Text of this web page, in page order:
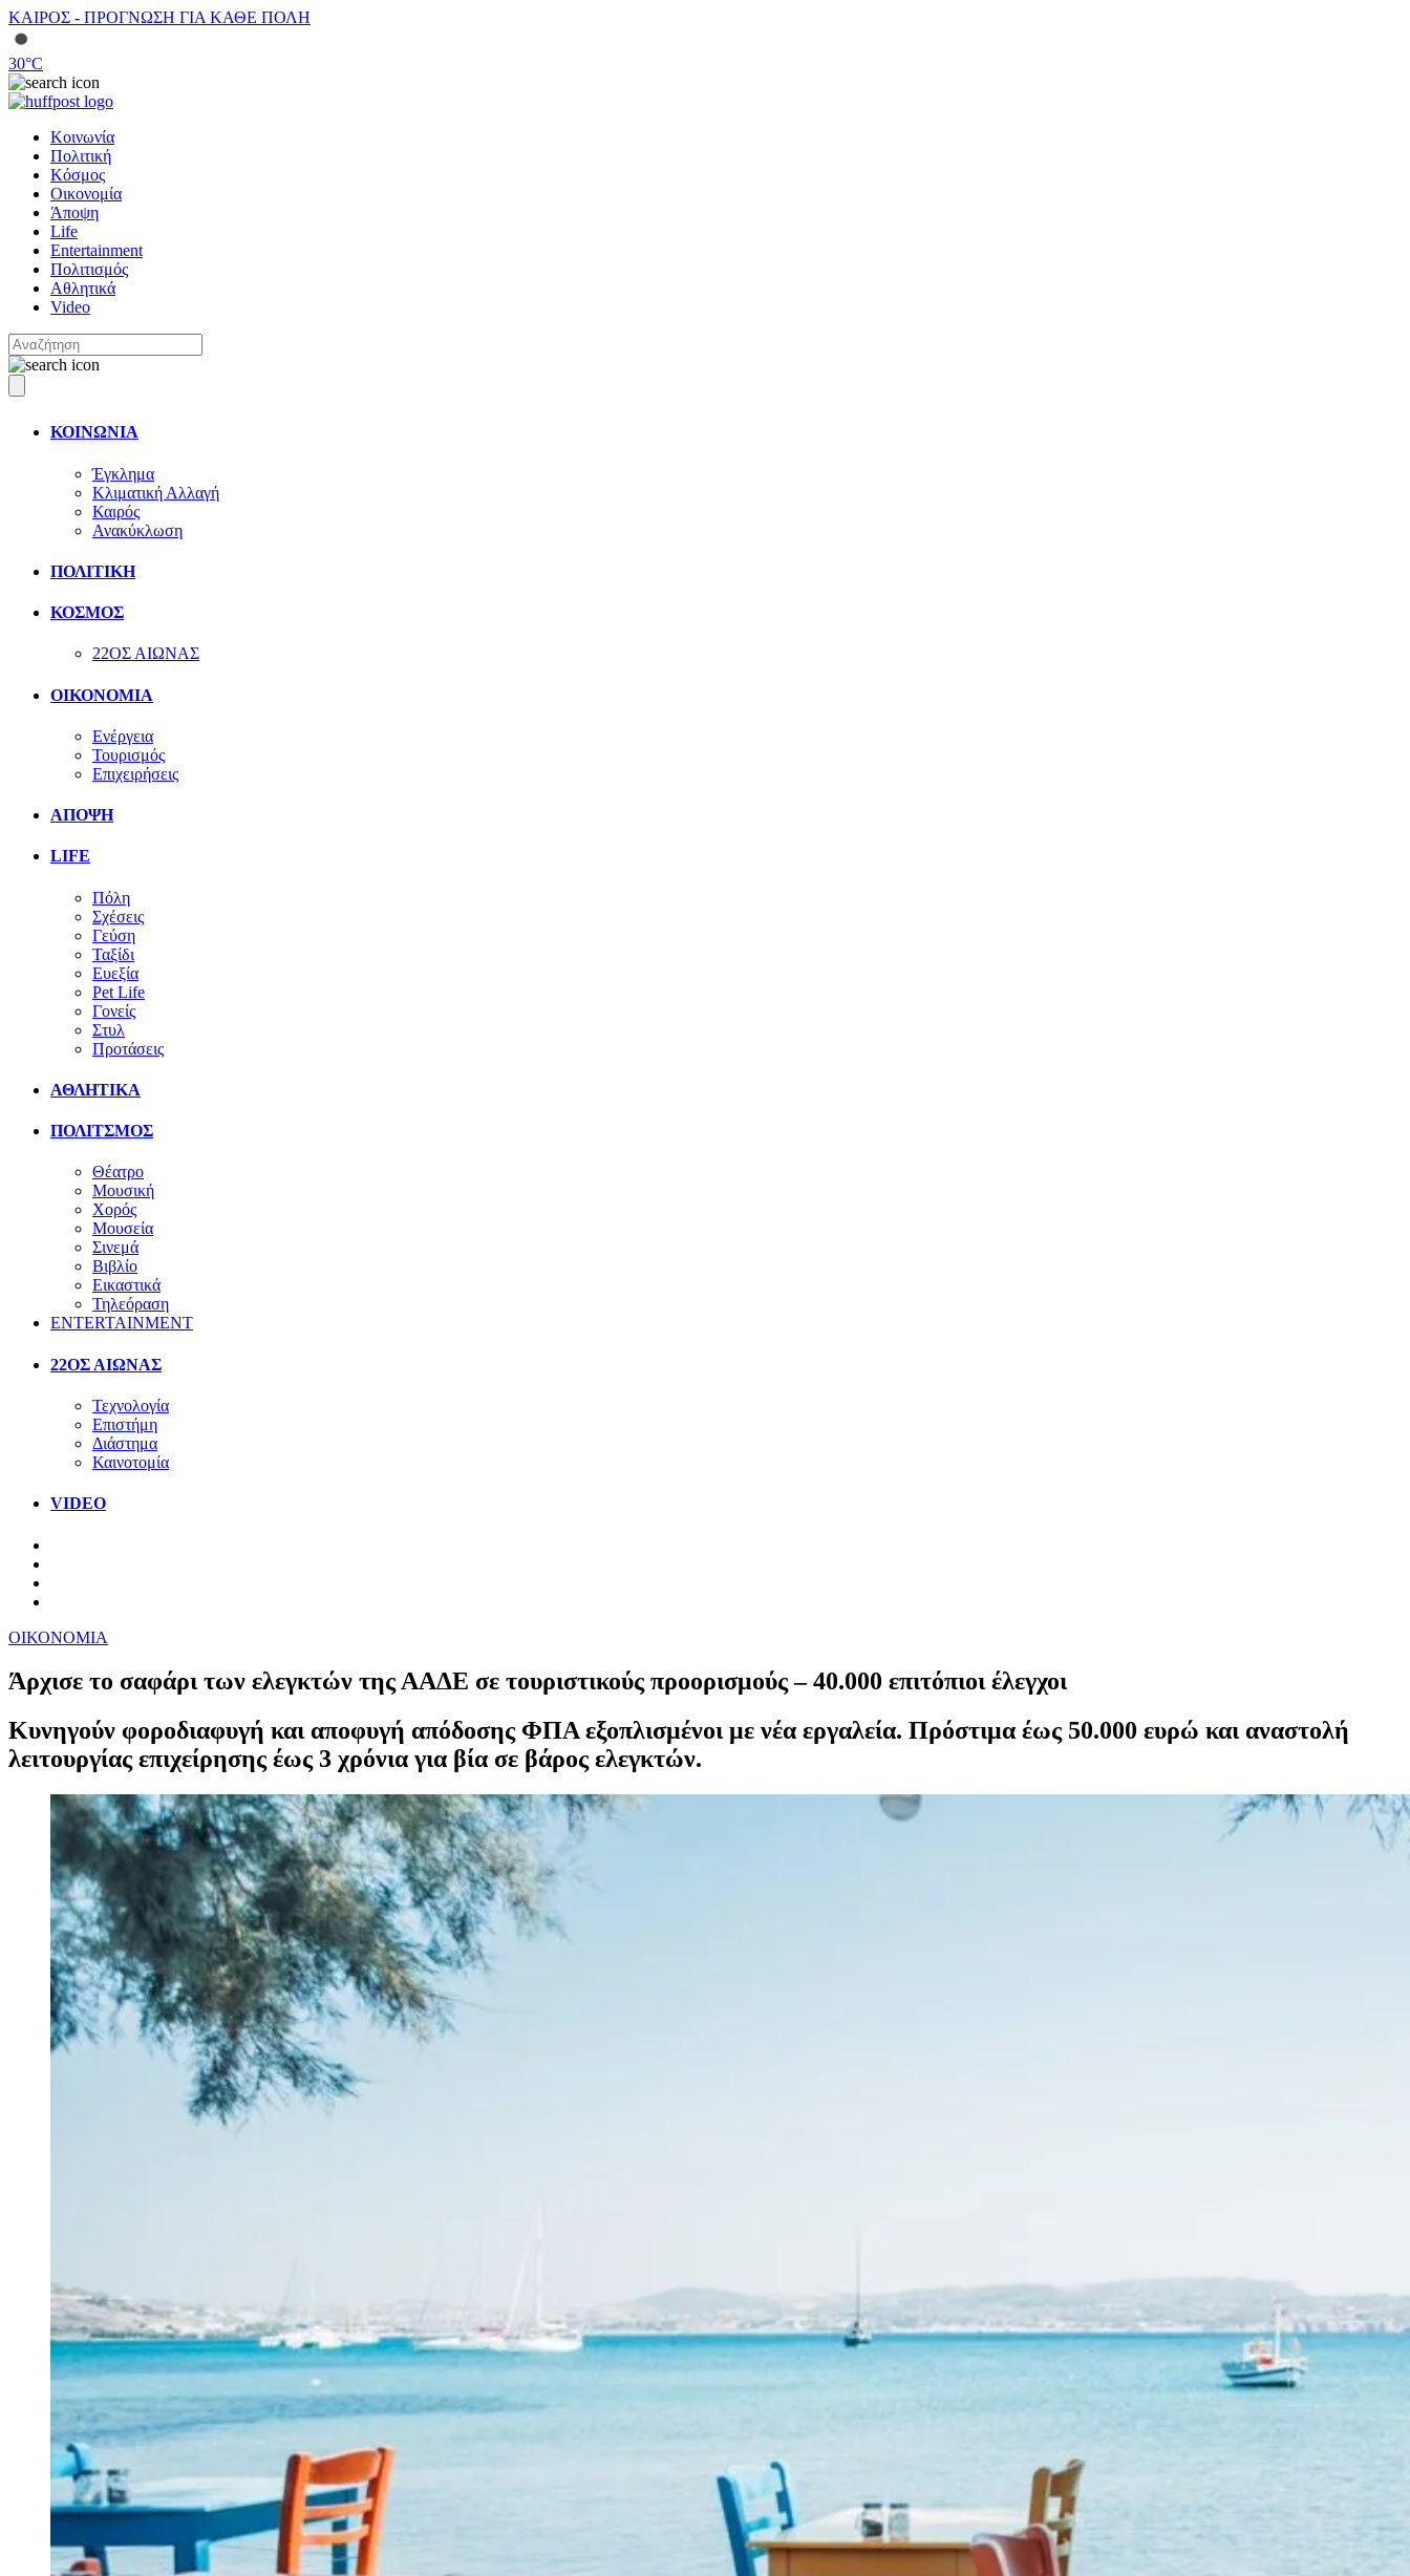
ΚΑΙΡΟΣ - ΠΡΟΓΝΩΣΗ ΓΙΑ ΚΑΘΕ ΠΟΛΗ
30°C
Κοινωνία
Πολιτική
Κόσμος
Οικονομία
Άποψη
Life
Entertainment
Πολιτισμός
Αθλητικά
Video
ΚΟΙΝΩΝΙΑ
Έγκλημα
Κλιματική Αλλαγή
Καιρός
Ανακύκλωση
ΠΟΛΙΤΙΚΗ
ΚΟΣΜΟΣ
22ΟΣ ΑΙΩΝΑΣ
ΟΙΚΟΝΟΜΙΑ
Ενέργεια
Τουρισμός
Επιχειρήσεις
ΑΠΟΨΗ
LIFE
Πόλη
Σχέσεις
Γεύση
Ταξίδι
Ευεξία
Pet Life
Γονείς
Στυλ
Προτάσεις
ΑΘΛΗΤΙΚΑ
ΠΟΛΙΤΣΜΟΣ
Θέατρο
Μουσική
Χορός
Μουσεία
Σινεμά
Βιβλίο
Εικαστικά
Τηλεόραση
ENTERTAINMENT
22ΟΣ ΑΙΩΝΑΣ
Τεχνολογία
Επιστήμη
Διάστημα
Καινοτομία
VIDEO
ΟΙΚΟΝΟΜΙΑ
Άρχισε το σαφάρι των ελεγκτών της ΑΑΔΕ σε τουριστικούς προορισμούς – 40.000 επιτόπιοι έλεγχοι
Κυνηγούν φοροδιαφυγή και αποφυγή απόδοσης ΦΠΑ εξοπλισμένοι με νέα εργαλεία. Πρόστιμα έως 50.000 ευρώ και αναστολή
λειτουργίας επιχείρησης έως 3 χρόνια για βία σε βάρος ελεγκτών.